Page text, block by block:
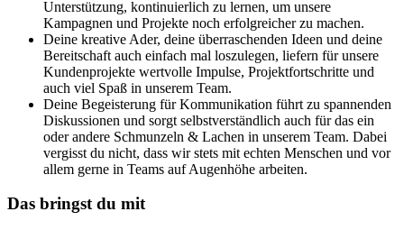
Unterstützung, kontinuierlich zu lernen, um unsere
Kampagnen und Projekte noch erfolgreicher zu machen.
Deine kreative Ader, deine überraschenden Ideen und deine
Bereitschaft auch einfach mal loszulegen, liefern für unsere
Kundenprojekte wertvolle Impulse, Projektfortschritte und
auch viel Spaß in unserem Team.
Deine Begeisterung für Kommunikation führt zu spannenden
Diskussionen und sorgt selbstverständlich auch für das ein
oder andere Schmunzeln & Lachen in unserem Team. Dabei
vergisst du nicht, dass wir stets mit echten Menschen und vor
allem gerne in Teams auf Augenhöhe arbeiten.
Das bringst du mit